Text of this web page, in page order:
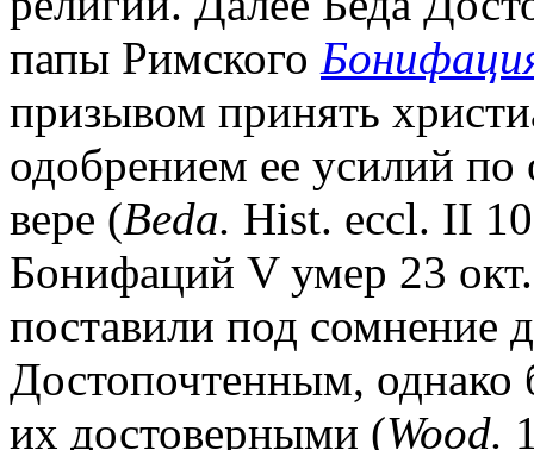
папы Римского
призывом принять
одобрением ее усилий
вере (Beda. Hist. eccl. II
Бонифаций V умер 23
поставили под сомнение
Достопочтенным, однако
их достоверными (Wood.